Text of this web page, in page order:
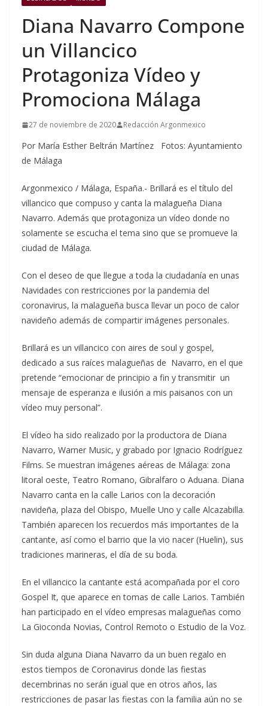
Diana Navarro Compone
un Villancico
Protagoniza Vídeo y
Promociona Málaga
27 de noviembre de 2020 Redacción Argonmexico
Por María Esther Beltrán Martínez Fotos: Ayuntamiento
de Málaga
Argonmexico / Málaga, España.- Brillará es el título del
villancico que compuso y canta la malagueña Diana
Navarro. Además que protagoniza un vídeo donde no
solamente se escucha el tema sino que se promueve la
ciudad de Málaga.
Con el deseo de que llegue a toda la ciudadanía en unas
Navidades con restricciones por la pandemia del
coronavirus, la malagueña busca llevar un poco de calor
navideño además de compartir imágenes personales.
Brillará es un villancico con aires de soul y gospel,
dedicado a sus raíces malagueñas de Navarro, en el que
pretende “emocionar de principio a fin y transmitir un
mensaje de esperanza e ilusión a mis paisanos con un
vídeo muy personal”.
El vídeo ha sido realizado por la productora de Diana
Navarro, Warner Music, y grabado por Ignacio Rodríguez
Films. Se muestran imágenes aéreas de Málaga: zona
litoral oeste, Teatro Romano, Gibralfaro o Aduana. Diana
Navarro canta en la calle Larios con la decoración
navideña, plaza del Obispo, Muelle Uno y calle Alcazabilla.
También aparecen los recuerdos más importantes de la
cantante, así como el barrio que la vio nacer (Huelin), sus
tradiciones marineras, el día de su boda.
En el villancico la cantante está acompañada por el coro
Gospel It, que aparece en tomas de calle Larios. También
han participado en el vídeo empresas malagueñas como
La Gioconda Novias, Control Remoto o Estudio de la Voz.
Sin duda alguna Diana Navarro da un buen regalo en
estos tiempos de Coronavirus donde las fiestas
decembrinas no serán igual que en otros años, las
restricciones de pasar las fiestas con la familia aún no se